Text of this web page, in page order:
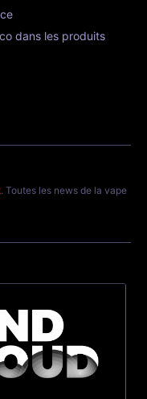
dans les produits
. Toutes les news de la vape